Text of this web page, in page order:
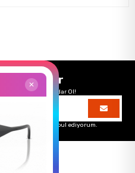
Önce Sen Haberdar Ol!
korunmasını kabul ediyorum.
✕